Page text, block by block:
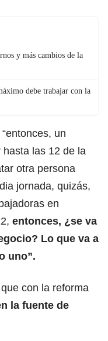
y más cambios de la
debe trabajar con la
un
las 12 de la
otra persona
jornada, quizás,
en
entonces, ¿se va
Lo que va a
uno”.
con la reforma
la fuente de